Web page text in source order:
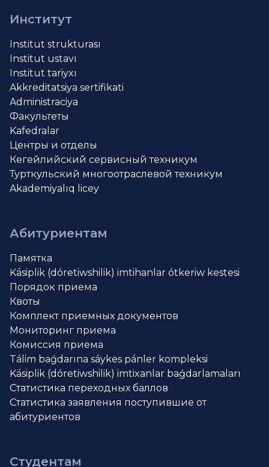
Институт
Institut strukturası
Institut ustavı
Institut tariyxı
Akkreditatsiya sertifikati
Administraciya
Факультеты
Kafedralar
Центры и отделы
Кегейлийский сервисный техникум
Турткульский многоотраслевой техникум
Akademiyalıq licey
Абитуриентам
Памятка
Kásiplik (dóretiwshilik) imtihanlar ótkeriw kestesi
Порядок приема
Квоты
Комплект приемных документов
Мониторинг приема
Комиссия приема
Tálim baǵdarına sáykes pánler kompleksi
Kásiplik (dóretiwshilik) imtixanlar baǵdarlamaları
Статистика переходных баллов
Статистика заявления поступившие от
абитуриентов
Студентам